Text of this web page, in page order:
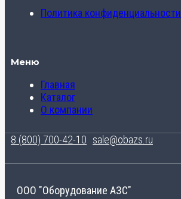
Политика конфиденциальности
Меню
Главная
Каталог
О компании
8 (800) 700-42-10 sale@obazs.ru
ООО "Оборудование АЗС"